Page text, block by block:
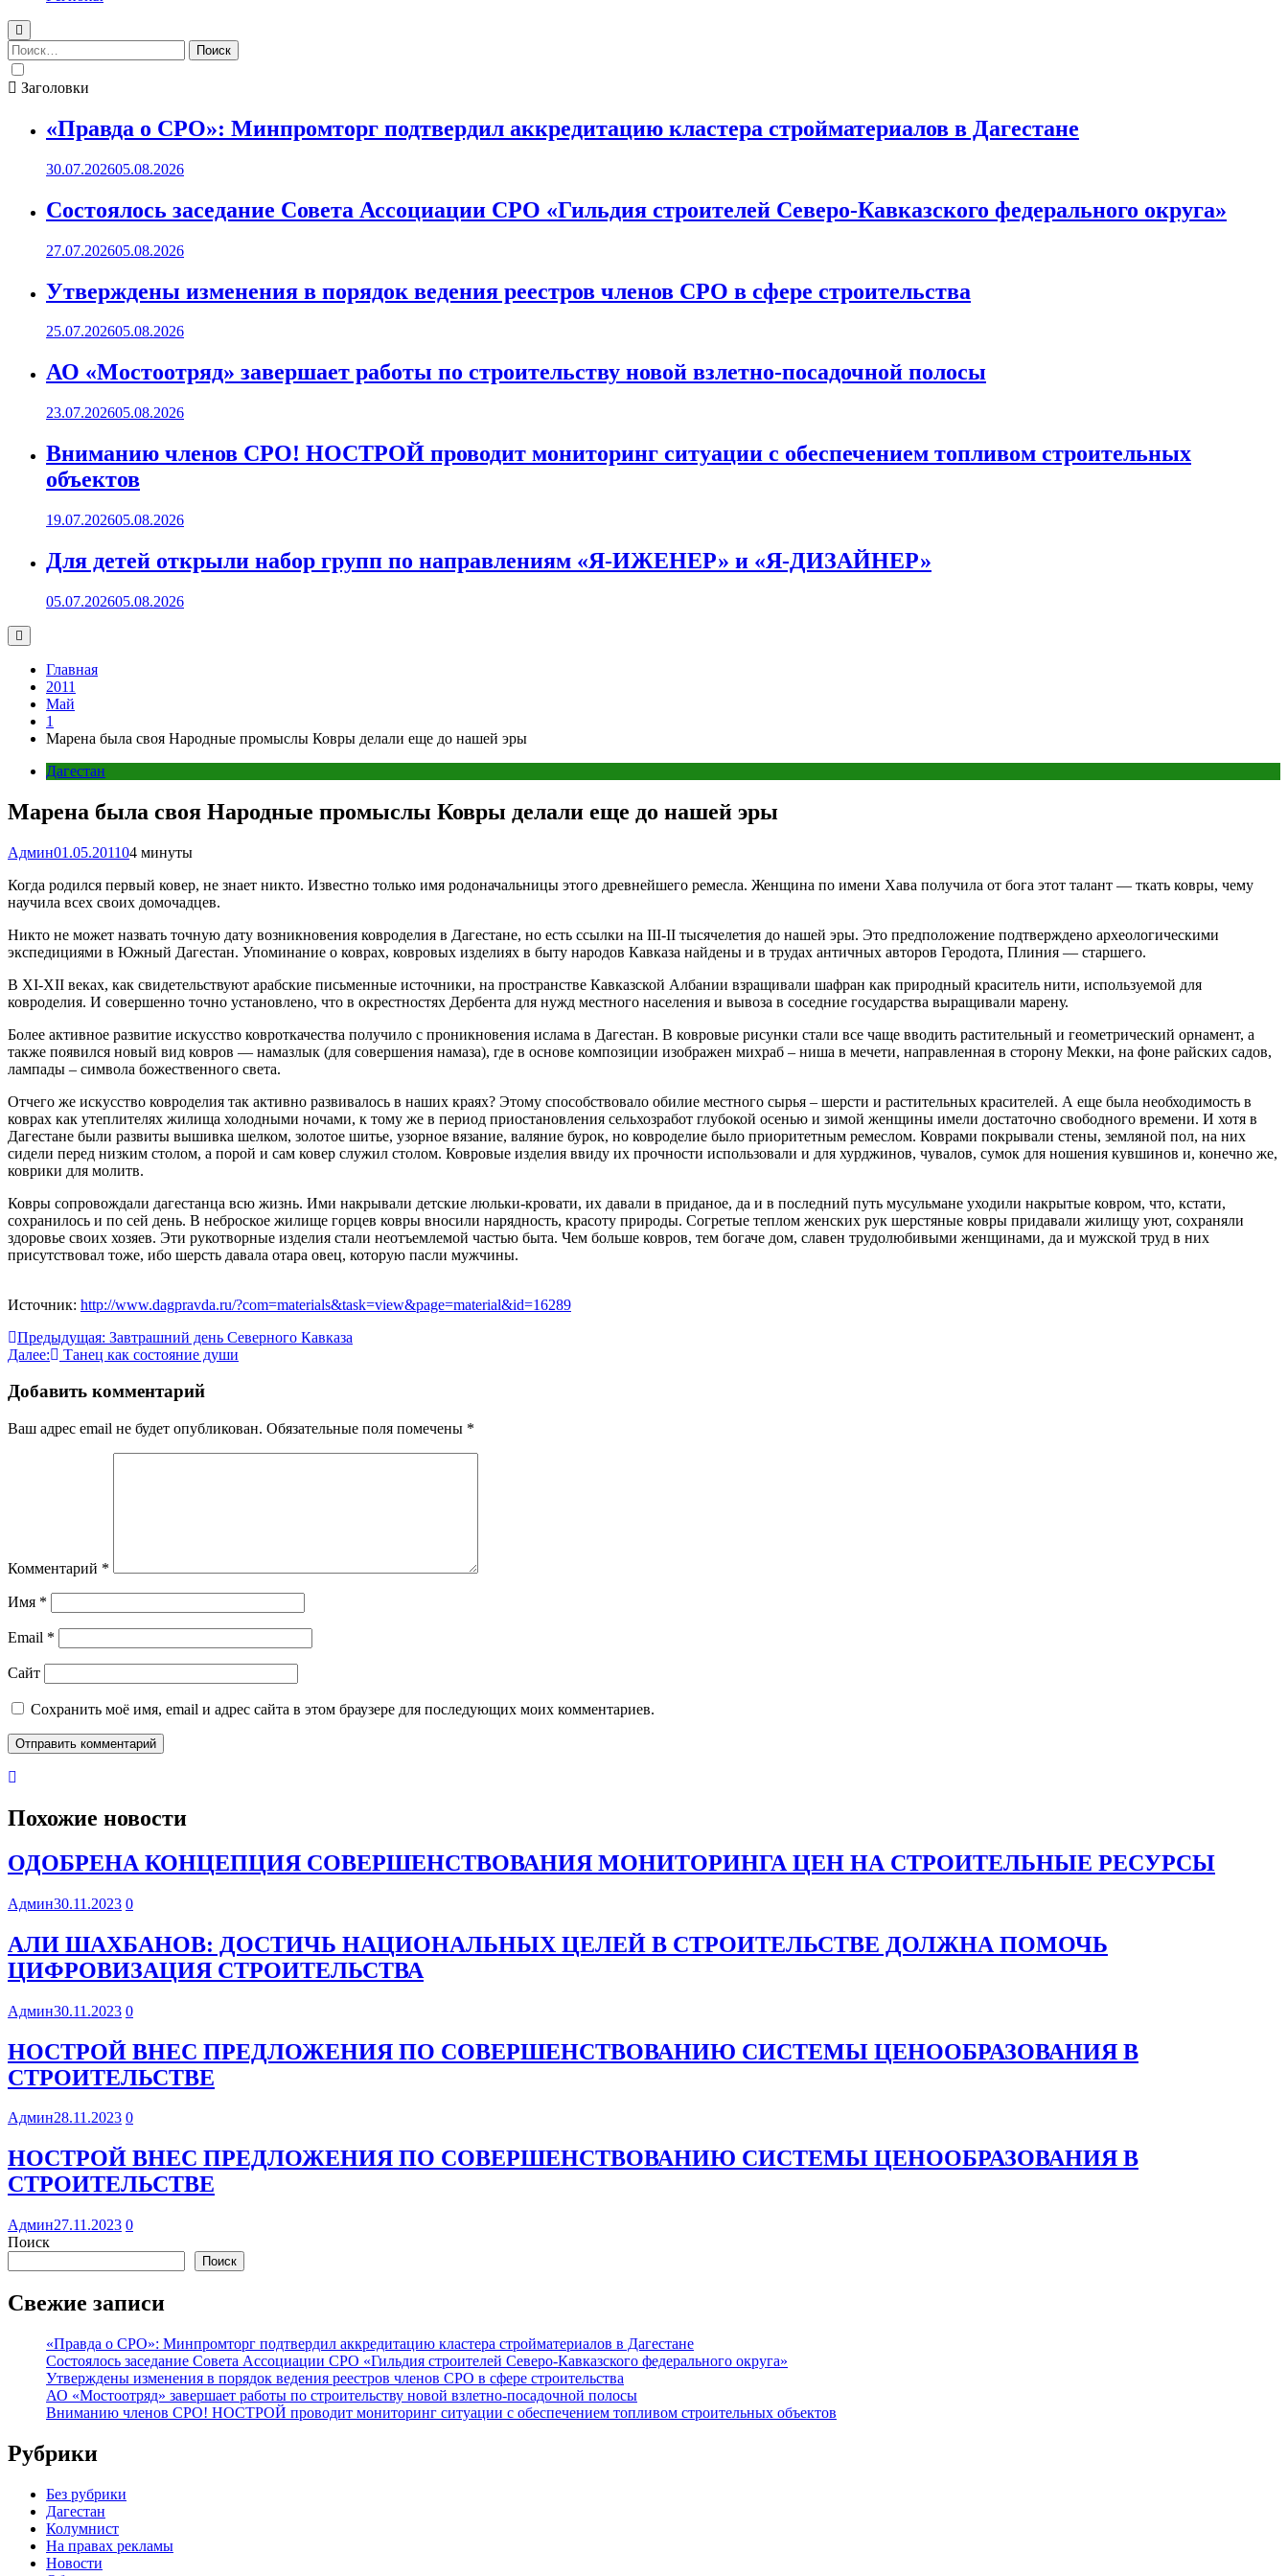
Найти:
Заголовки
«Правда о СРО»: Минпромторг подтвердил аккредитацию кластера стройматериалов в Дагестане
30.07.202605.08.2026
Состоялось заседание Совета Ассоциации СРО «Гильдия строителей Северо-Кавказского федерального округа»
27.07.202605.08.2026
Утверждены изменения в порядок ведения реестров членов СРО в сфере строительства
25.07.202605.08.2026
АО «Мостоотряд» завершает работы по строительству новой взлетно-посадочной полосы
23.07.202605.08.2026
Вниманию членов СРО! НОСТРОЙ проводит мониторинг ситуации с обеспечением топливом строительных
объектов
19.07.202605.08.2026
Для детей открыли набор групп по направлениям «Я-ИЖЕНЕР» и «Я-ДИЗАЙНЕР»
05.07.202605.08.2026
Главная
2011
Май
1
Марена была своя Народные промыслы Ковры делали еще до нашей эры
Дагестан
Марена была своя Народные промыслы Ковры делали еще до нашей эры
Админ01.05.201104 минуты
Когда родился первый ковер, не знает никто. Известно только имя родоначальницы этого древнейшего ремесла. Женщина по имени Хава получила от бога этот талант — ткать ковры, чему
научила всех своих домочадцев.
Никто не может назвать точную дату возникновения ковроделия в Дагестане, но есть ссылки на III-II тысячелетия до нашей эры. Это предположение подтверждено археологическими
экспедициями в Южный Дагестан. Упоминание о коврах, ковровых изделиях в быту народов Кавказа найдены и в трудах античных авторов Геродота, Плиния — старшего.
В ХI-XII веках, как свидетельствуют арабские письменные источники, на пространстве Кавказской Албании взращивали шафран как природный краситель нити, используемой для
ковроделия. И совершенно точно установлено, что в окрестностях Дербента для нужд местного населения и вывоза в соседние государства выращивали марену.
Более активное развитие искусство ковроткачества получило с проникновения ислама в Дагестан. В ковровые рисунки стали все чаще вводить растительный и геометрический орнамент, а
также появился новый вид ковров — намазлык (для совершения намаза), где в основе композиции изображен михраб – ниша в мечети, направленная в сторону Мекки, на фоне райских садов,
лампады – символа божественного света.
Отчего же искусство ковроделия так активно развивалось в наших краях? Этому способствовало обилие местного сырья – шерсти и растительных красителей. А еще была необходимость в
коврах как утеплителях жилища холодными ночами, к тому же в период приостановления сельхозработ глубокой осенью и зимой женщины имели достаточно свободного времени. И хотя в
Дагестане были развиты вышивка шелком, золотое шитье, узорное вязание, валяние бурок, но ковроделие было приоритетным ремеслом. Коврами покрывали стены, земляной пол, на них
сидели перед низким столом, а порой и сам ковер служил столом. Ковровые изделия ввиду их прочности использовали и для хурджинов, чувалов, сумок для ношения кувшинов и, конечно же,
коврики для молитв.
Ковры сопровождали дагестанца всю жизнь. Ими накрывали детские люльки-кровати, их давали в приданое, да и в последний путь мусульмане уходили накрытые ковром, что, кстати,
сохранилось и по сей день. В неброское жилище горцев ковры вносили нарядность, красоту природы. Согретые теплом женских рук шерстяные ковры придавали жилищу уют, сохраняли
здоровье своих хозяев. Эти рукотворные изделия стали неотъемлемой частью быта. Чем больше ковров, тем богаче дом, славен трудолюбивыми женщинами, да и мужской труд в них
присутствовал тоже, ибо шерсть давала отара овец, которую пасли мужчины.
Источник: http://www.dagpravda.ru/?com=materials&task=view&page=material&id=16289
Навигация
по
записям
Предыдущая: Завтрашний день Северного Кавказа
Далее:
Танец как состояние души
Добавить комментарий
Ваш адрес email не будет опубликован. Обязательные поля помечены *
Комментарий *
Имя *
Email *
Сайт
Сохранить моё имя, email и адрес сайта в этом браузере для последующих моих комментариев.
Похожие новости
ОДОБРЕНА КОНЦЕПЦИЯ СОВЕРШЕНСТВОВАНИЯ МОНИТОРИНГА ЦЕН НА СТРОИТЕЛЬНЫЕ РЕСУРСЫ
Админ30.11.2023 0
АЛИ ШАХБАНОВ: ДОСТИЧЬ НАЦИОНАЛЬНЫХ ЦЕЛЕЙ В СТРОИТЕЛЬСТВЕ ДОЛЖНА ПОМОЧЬ
ЦИФРОВИЗАЦИЯ СТРОИТЕЛЬСТВА
Админ30.11.2023 0
НОСТРОЙ ВНЕС ПРЕДЛОЖЕНИЯ ПО СОВЕРШЕНСТВОВАНИЮ СИСТЕМЫ ЦЕНООБРАЗОВАНИЯ В
СТРОИТЕЛЬСТВЕ
Админ28.11.2023 0
НОСТРОЙ ВНЕС ПРЕДЛОЖЕНИЯ ПО СОВЕРШЕНСТВОВАНИЮ СИСТЕМЫ ЦЕНООБРАЗОВАНИЯ В
СТРОИТЕЛЬСТВЕ
Админ27.11.2023 0
Поиск
Поиск
Свежие записи
«Правда о СРО»: Минпромторг подтвердил аккредитацию кластера стройматериалов в Дагестане
Состоялось заседание Совета Ассоциации СРО «Гильдия строителей Северо-Кавказского федерального округа»
Утверждены изменения в порядок ведения реестров членов СРО в сфере строительства
АО «Мостоотряд» завершает работы по строительству новой взлетно-посадочной полосы
Вниманию членов СРО! НОСТРОЙ проводит мониторинг ситуации с обеспечением топливом строительных объектов
Рубрики
Без рубрики
Дагестан
Колумнист
На правах рекламы
Новости